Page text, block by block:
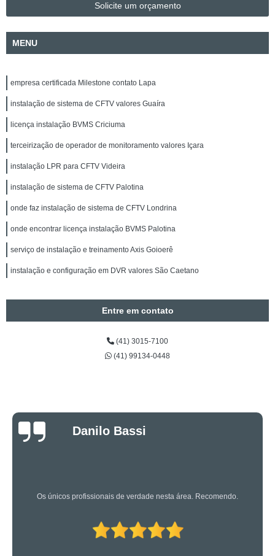
Solicite um orçamento
MENU
empresa certificada Milestone contato Lapa
instalação de sistema de CFTV valores Guaíra
licença instalação BVMS Criciuma
terceirização de operador de monitoramento valores Içara
instalação LPR para CFTV Videira
instalação de sistema de CFTV Palotina
onde faz instalação de sistema de CFTV Londrina
onde encontrar licença instalação BVMS Palotina
serviço de instalação e treinamento Axis Goioerê
instalação e configuração em DVR valores São Caetano
Entre em contato
(41) 3015-7100
(41) 99134-0448
Luciano Rueda
Oliveira
Os caras são bons mesmo! Profissionais de primeira!